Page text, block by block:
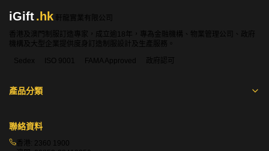
iGift.hk
軒龍實業有限公司
香港及澳門制服訂造專家，成立逾18年，專為金融機構、物業管理公司、政府
機構及大型企業提供度身訂造制服設計及生產服務。
Sedex
ISO 9001 FAMA Approved 政府認可
產品分類
聯絡資料
香港: 2360 1900